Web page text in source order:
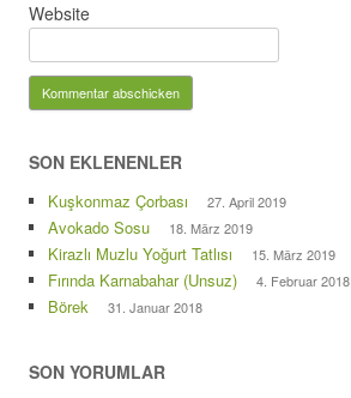
Website
SON EKLENENLER
Kuşkonmaz Çorbası 27. April 2019
Avokado Sosu 18. März 2019
Kirazlı Muzlu Yoğurt Tatlısı 15. März 2019
Fırında Karnabahar (Unsuz) 4. Februar 2018
Börek 31. Januar 2018
SON YORUMLAR